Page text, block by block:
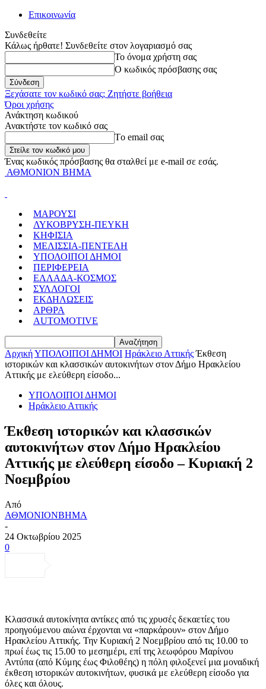
Επικοινωνία
Συνδεθείτε
Κάλως ήρθατε! Συνδεθείτε στον λογαριασμό σας
Το όνομα χρήστη σας
Ο κωδικός πρόσβασης σας
Ξεχάσατε τον κωδικό σας; Ζητήστε βοήθεια
Όροι χρήσης
Ανάκτηση κωδικού
Ανακτήστε τον κωδικό σας
Tο email σας
Ένας κωδικός πρόσβασης θα σταλθεί με e-mail σε εσάς.
ΑΘΜΟΝΙΟΝ ΒΗΜΑ
ΜΑΡΟΥΣΙ
ΛΥΚΟΒΡΥΣΗ-ΠΕΥΚΗ
ΚΗΦΙΣΙΑ
ΜΕΛΙΣΣΙΑ-ΠΕΝΤΕΛΗ
ΥΠΟΛΟΙΠΟΙ ΔΗΜΟΙ
ΠΕΡΙΦΕΡΕΙΑ
ΕΛΛΑΔΑ-ΚΟΣΜΟΣ
ΣΥΛΛΟΓΟΙ
ΕΚΔΗΛΩΣΕΙΣ
ΑΡΘΡΑ
AUTOMOTIVE
ΑρχικήΥΠΟΛΟΙΠΟΙ ΔΗΜΟΙ Ηράκλειο Αττικής Έκθεση
ιστορικών και κλασσικών αυτοκινήτων στον Δήμο Ηρακλείου
Αττικής με ελεύθερη είσοδο...
ΥΠΟΛΟΙΠΟΙ ΔΗΜΟΙ
Ηράκλειο Αττικής
Έκθεση ιστορικών και κλασσικών
αυτοκινήτων στον Δήμο Ηρακλείου
Αττικής με ελεύθερη είσοδο – Κυριακή 2
Νοεμβρίου
Από
ΑΘΜΟΝΙΟΝΒΗΜΑ
-
24 Οκτωβρίου 2025
0
Κλασσικά αυτοκίνητα αντίκες από τις χρυσές δεκαετίες του
προηγούμενου αιώνα έρχονται να «παρκάρουν» στον Δήμο
Ηρακλείου Αττικής. Την Κυριακή 2 Νοεμβρίου από τις 10.00 το
πρωί έως τις 15.00 το μεσημέρι, επί της λεωφόρου Μαρίνου
Αντύπα (από Κύμης έως Φιλοθέης) η πόλη φιλοξενεί μια μοναδική
έκθεση ιστορικών αυτοκινήτων, φυσικά με ελεύθερη είσοδο για
όλες και όλους.